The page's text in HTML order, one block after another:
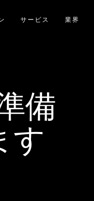
サービス 業界
備
す